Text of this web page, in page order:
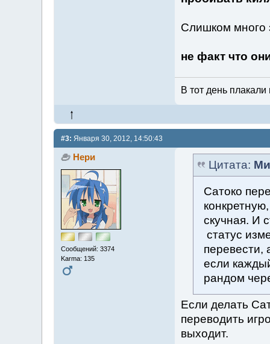
Слишком много
не факт что
В тот день плакали
#3: Января 30, 2012, 14:50:43
Нери
Сообщений: 3374
Karma: 135
Цитата:
Сатоко
скучная. И
статус
перевести,
если
рандом
Если делать
переводить
выходит.